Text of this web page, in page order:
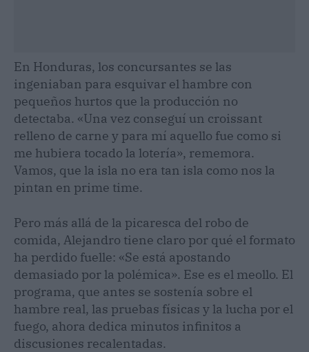
En Honduras, los concursantes se las
ingeniaban para esquivar el hambre con
pequeños hurtos que la producción no
detectaba. «Una vez conseguí un croissant
relleno de carne y para mí aquello fue como si
me hubiera tocado la lotería», rememora.
Vamos, que la isla no era tan isla como nos la
pintan en prime time.
Pero más allá de la picaresca del robo de
comida, Alejandro tiene claro por qué el formato
ha perdido fuelle: «Se está apostando
demasiado por la polémica». Ese es el meollo. El
programa, que antes se sostenía sobre el
hambre real, las pruebas físicas y la lucha por el
fuego, ahora dedica minutos infinitos a
discusiones recalentadas.